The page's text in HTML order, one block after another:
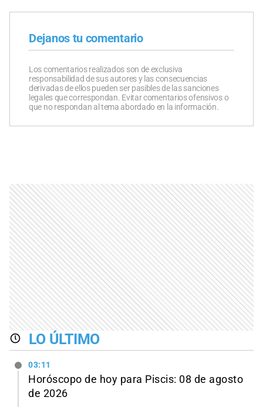
Dejanos tu comentario
Los comentarios realizados son de exclusiva
responsabilidad de sus autores y las consecuencias
derivadas de ellos pueden ser pasibles de las sanciones
legales que correspondan. Evitar comentarios ofensivos o
que no respondan al tema abordado en la información.
LO ÚLTIMO
03:11
Horóscopo de hoy para Piscis: 08 de agosto
de 2026